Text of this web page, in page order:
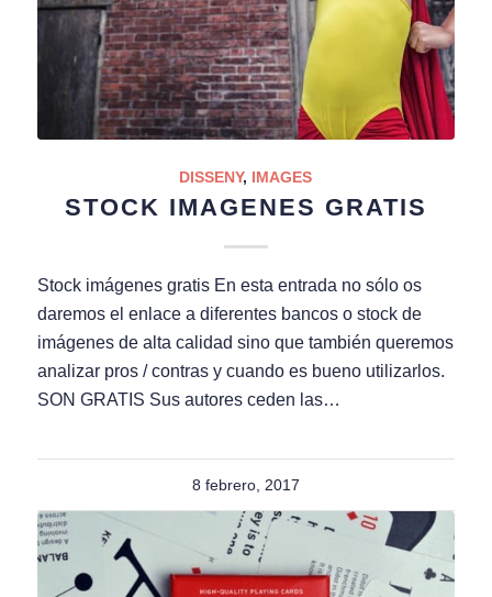
DISSENY, IMAGES
STOCK IMAGENES GRATIS
Stock imágenes gratis En esta entrada no sólo os
daremos el enlace a diferentes bancos o stock de
imágenes de alta calidad sino que también queremos
analizar pros / contras y cuando es bueno utilizarlos.
SON GRATIS Sus autores ceden las…
8 febrero, 2017